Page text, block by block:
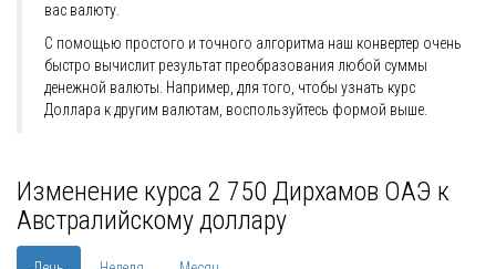
вас валюту.
С помощью простого и точного алгоритма наш конвертер очень
быстро вычислит результат преобразования любой суммы
денежной валюты. Например, для того, чтобы узнать курс
Доллара к другим валютам, воспользуйтесь формой выше.
Изменение курса 2 750 Дирхамов ОАЭ к
Австралийскому доллару